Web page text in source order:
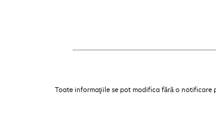
Toate informaţiile se pot modifica fără o notificare